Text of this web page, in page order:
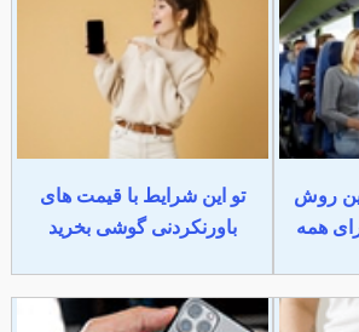
روش
همه
تو این شرایط با قیمت های
باورنکردنی گوشی بخرید